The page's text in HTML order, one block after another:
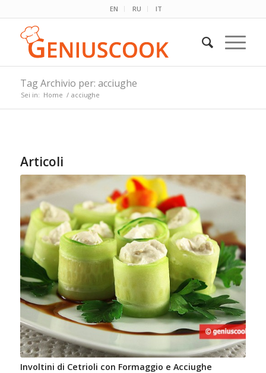
EN RU IT
Tag Archivio per: acciughe
Sei in: Home / acciughe
Articoli
Involtini di Cetrioli con Formaggio e Acciughe